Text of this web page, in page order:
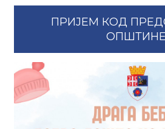
ПРИЈЕМ КОД
ОПШТИНЕ